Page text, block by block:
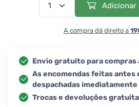
Adicionar
A compra dá direito a
Envio gratuito para compras
As encomendas feitas antes
despachadas imediatamente
Trocas e devoluções